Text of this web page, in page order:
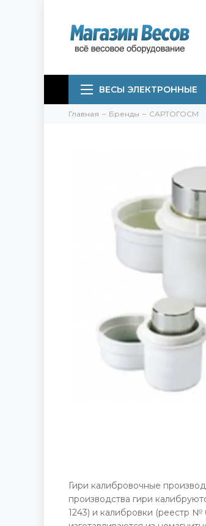
ВЕСЫ ЭЛЕКТРОННЫЕ
Главная Бренды САРТОГОСМ
Гири калибровочные
производства гири
1243) и калибровки (реестр №